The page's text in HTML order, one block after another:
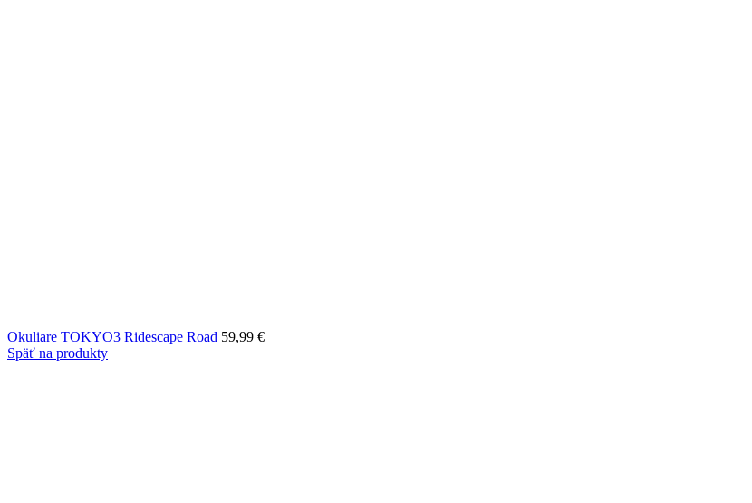
Okuliare TOKYO3 Ridescape Road 59,99 €
Späť na produkty